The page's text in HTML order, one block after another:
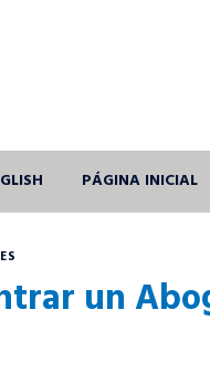
PÁGINA INICIAL
un